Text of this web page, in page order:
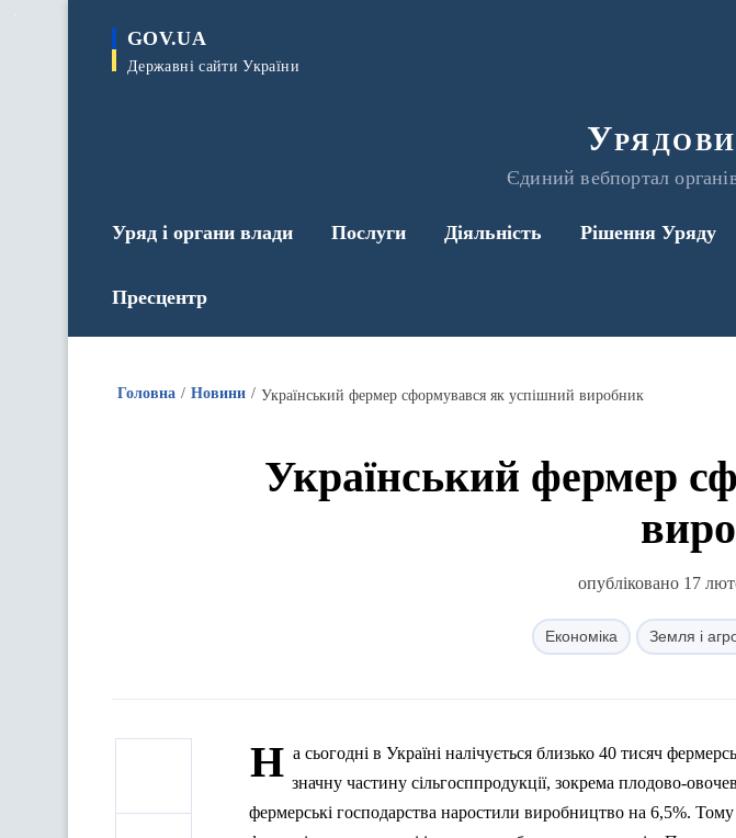
GOV.UA
Державні сайти України
Єдиний вебпортал
Уряд і органи влади Послуги Діяльність Рішення Уряду
Пресцентр
Головна Новини Український фермер сформувався як успішний виробник
Український фермер
опубліковано 17
Економіка Земля і
Н а сьогодні в Україні налічується близько 40 тисяч
значну частину сільгосппродукції, зокрема плодово-
фермерські господарства наростили виробництво на 6,5%. Тому